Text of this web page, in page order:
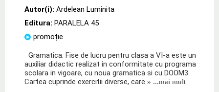
Autor(i): Ardelean Luminita
Editura: PARALELA 45
promoție
Gramatica. Fise de lucru pentru clasa a VI-a este un
auxiliar didactic realizat in conformitate cu programa
scolara in vigoare, cu noua gramatica si cu DOOM3.
Cartea cuprinde exercitii diverse, care » ...mai mult